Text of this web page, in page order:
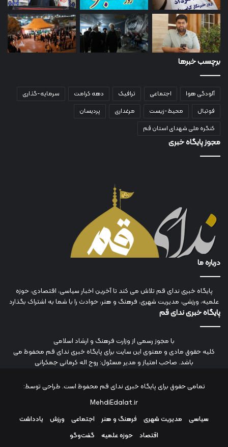
برچسب خبرها
آلودگی هوا اجتماعی ترافیک دهه کرامت
سرمایه-گذاری
فوتبال
محیط-زیست مرغداری
پردیسان
کنگره ملی شهدای استان قم
مجوز پایگاه خبری
درباره ما
پایگاه خبری ندای قم تلاش می کند تا آخرین اخبار سیاسی، اقتصادی، حوزه
علمیه، ورزشی، مدیریت شهری، فرهنگ و هنر، حوادث را با شما به اشتراک بگذارد
پایگاه خبری ندای قم
با مجوز رسمی از وزارت فرهنگ و ارشاد اسلامی
کلیه حقوق مادی و معنوی این سایت برای پایگاه خبری ندای قم محفوظ می
باشد. صاحب امتیاز و مدیر مسئول: روح اله کرمانی جمکرانی
تمامی حقوق برای پایگاه خبری ندای قم محفوظ است. طراحی توسط:
MehdiEdalat.ir
سیاسی
مدیریت شهری فرهنگ و هنر اجتماعی ورزش
یادداشت
اقتصاد
حوزه علمیه گفت‌وگو